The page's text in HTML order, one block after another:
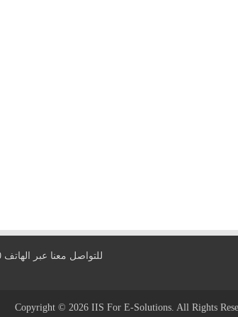
للتواصل معنا عبر الهاتف 0096170950660 او عبر البريد الالكتروني
Copyright © 2026 IIS For E-Solutions. All Rights